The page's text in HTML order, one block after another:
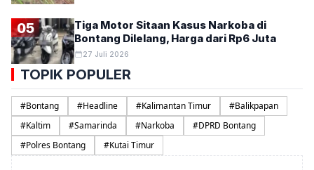
05
Tiga Motor Sitaan Kasus Narkoba di
Bontang Dilelang, Harga dari Rp6 Juta
27 Juli 2026
TOPIK POPULER
#Bontang #Headline #Kalimantan Timur #Balikpapan
#Kaltim #Samarinda #Narkoba #DPRD Bontang
#Polres Bontang #Kutai Timur